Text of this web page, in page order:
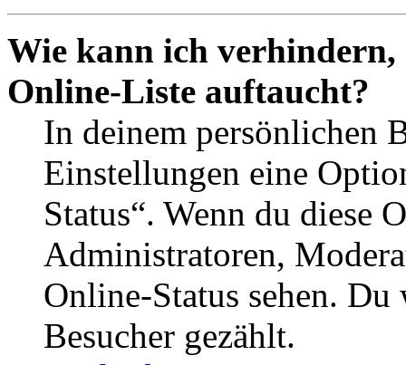
Wie kann ich verhindern,
Online-Liste auftaucht?
In deinem persönlichen
Einstellungen eine
Status“. Wenn du diese
Administratoren,
Online-Status sehen.
Besucher gezählt.